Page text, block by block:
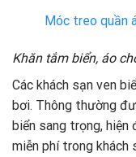
Móc treo quần
Khăn tắm biển, áo
Các khách sạn ven
bơi. Thông thường
biển sang trọng,
miễn phí trong